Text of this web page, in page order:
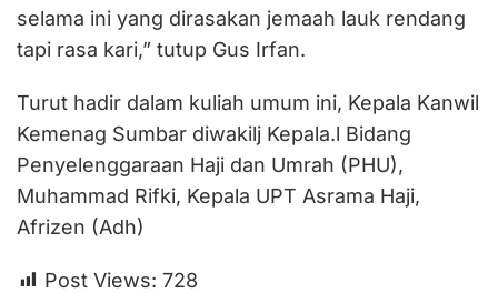
selama ini yang dirasakan jemaah lauk rendang
tapi rasa kari,” tutup Gus Irfan.
Turut hadir dalam kuliah umum ini, Kepala Kanwil
Kemenag Sumbar diwakilj Kepala.l Bidang
Penyelenggaraan Haji dan Umrah (PHU),
Muhammad Rifki, Kepala UPT Asrama Haji,
Afrizen (Adh)
Post Views: 728